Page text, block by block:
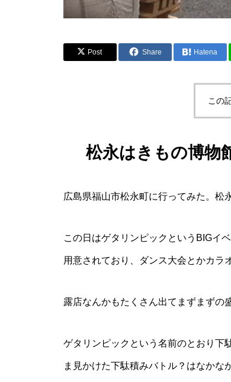
Post Share Hatena
この
松永はきもの博物
広島県福山市松永町に行ってみた。松
この日はゲタリンピックというBIGイ
用意されており、ダンス大会とかカラ
露店なんかもたくさん出てまずまずの
ゲタリンピックという名前のとおり下
ま見かけた下駄積みバトル？はなかな